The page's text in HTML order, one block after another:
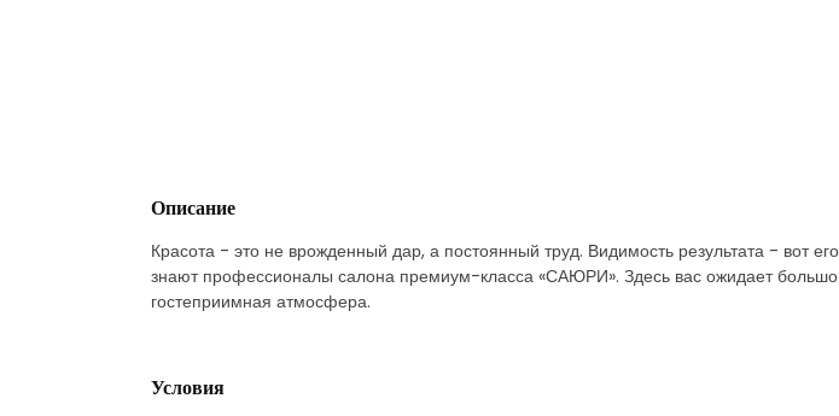
Описание
Красота - это не врожденный дар, а постоянный труд. Видимость результата - вот
знают профессионалы салона премиум-класса «САЮРИ». Здесь вас ожидает
гостеприимная атмосфера.
Условия